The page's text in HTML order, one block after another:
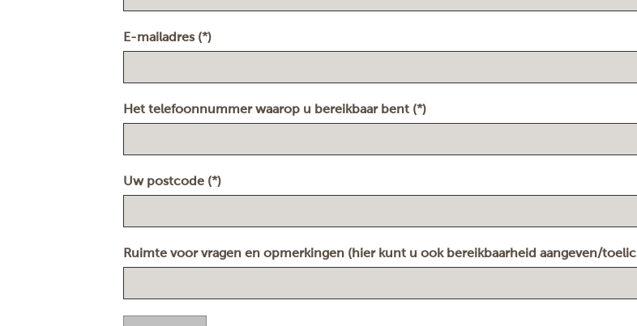
E-mailadres (*)
Het telefoonnummer waarop u bereikbaar bent (*)
Uw postcode (*)
Ruimte voor vragen en opmerkingen (hier kunt u ook bereikbaarheid aangeven/